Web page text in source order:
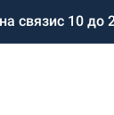
связис 10 до